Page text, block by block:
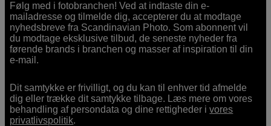
Følg med i fotobranchen! Ved at indtaste din e-
mailadresse og tilmelde dig, accepterer du at modtage
nyhedsbreve fra Scandinavian Photo. Som abonnent vil
du modtage eksklusive tilbud, de seneste nyheder fra
førende brands i branchen og masser af inspiration til din
e-mail.
Dit samtykke er frivilligt, og du kan til enhver tid afmelde
dig eller trække dit samtykke tilbage. Læs mere om vores
behandling af persondata og dine rettigheder ivores
privatlivspolitik.